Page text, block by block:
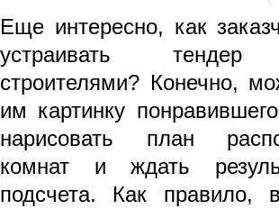
Еще интересно, как
устраивать
строителями? Конечно,
им картинку
нарисовать план
комнат и ждать
подсчета. Как правило,